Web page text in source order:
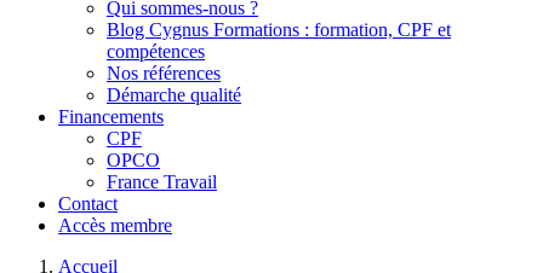
Qui sommes-nous ?
Blog Cygnus Formations : formation, CPF et
compétences
Nos références
Démarche qualité
Financements
CPF
OPCO
France Travail
Contact
Accès membre
Accueil